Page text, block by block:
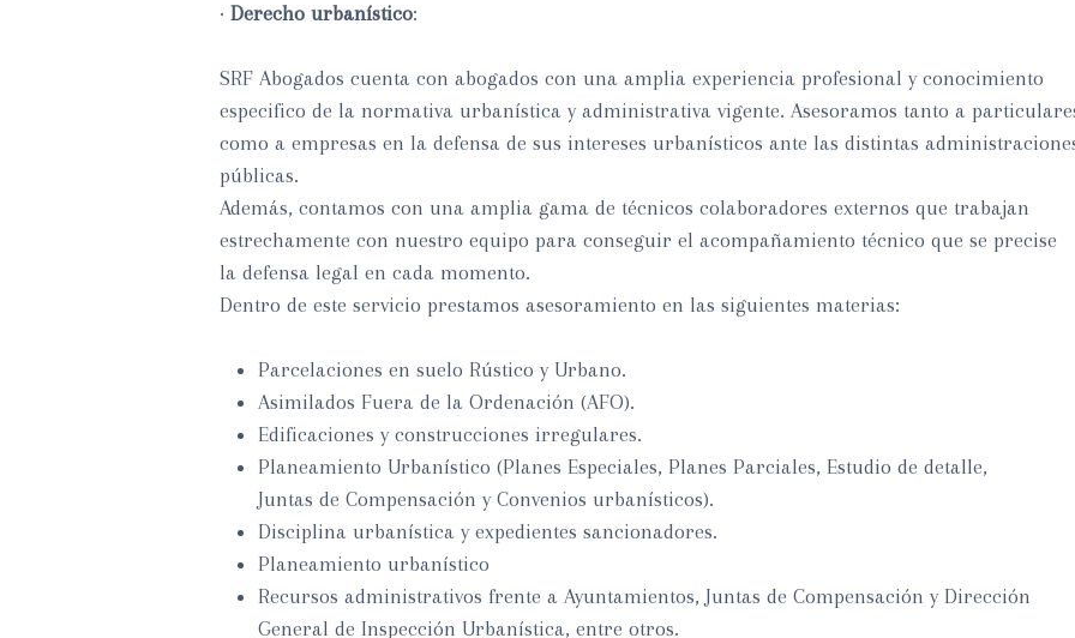
· Derecho urbanístico:
SRF Abogados cuenta con abogados con una amplia experiencia profesional y conocimiento
especifico de la normativa urbanística y administrativa vigente. Asesoramos tanto a
como a empresas en la defensa de sus intereses urbanísticos ante las distintas
públicas.
Además, contamos con una amplia gama de técnicos colaboradores externos que trabajan
estrechamente con nuestro equipo para conseguir el acompañamiento técnico que se precise
la defensa legal en cada momento.
Dentro de este servicio prestamos asesoramiento en las siguientes materias:
Parcelaciones en suelo Rústico y Urbano.
Asimilados Fuera de la Ordenación (AFO).
Edificaciones y construcciones irregulares.
Planeamiento Urbanístico (Planes Especiales, Planes Parciales, Estudio de detalle,
Juntas de Compensación y Convenios urbanísticos).
Disciplina urbanística y expedientes sancionadores.
Planeamiento urbanístico
Recursos administrativos frente a Ayuntamientos, Juntas de Compensación y Dirección
General de Inspección Urbanística, entre otros.